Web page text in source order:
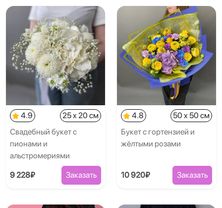
4.9
25 x 20 см
Свадебный букет с
пионами и
альстромериями
9 228₽ Заказать
4.8
50 x 50 см
Букет с гортензией и
жёлтыми розами
10 920₽ Заказать